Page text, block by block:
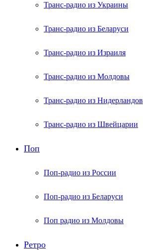
Транс-радио из Украины
Транс-радио из Беларуси
Транс-радио из Израиля
Транс-радио из Молдовы
Транс-радио из Нидерландов
Транс-радио из Швейцарии
Поп
Поп-радио из России
Поп-радио из Беларуси
Поп радио из Молдовы
Ретро